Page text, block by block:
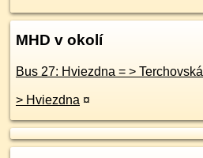
MHD v okolí
Bus 27: Hviezdna = > Terchovská
> Hviezdna ¤